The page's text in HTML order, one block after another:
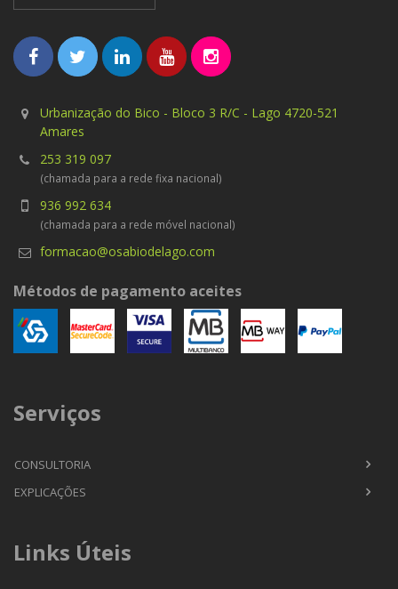
Urbanização do Bico - Bloco 3 R/C - Lago 4720-521
Amares
253 319 097
(chamada para a rede fixa nacional)
936 992 634
(chamada para a rede móvel nacional)
formacao@osabiodelago.com
Métodos de pagamento aceites
Serviços
CONSULTORIA
EXPLICAÇÕES
Links Úteis